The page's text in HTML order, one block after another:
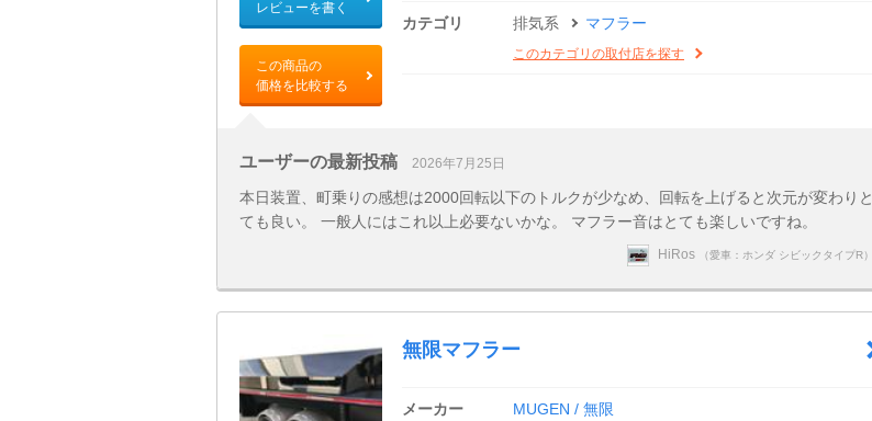
レビューを書く
この商品の
価格を比較する
カテゴリ 排気系 マフラー
このカテゴリの取付店を探す
ユーザーの最新投稿 2026年7月25日
本日装置、町乗りの感想は2000回転以下のトルクが少なめ、回転を上げると次元が変わりと
ても良い。 一般人にはこれ以上必要ないかな。 マフラー音はとても楽しいですね。
HiRos （愛車：ホンダ シビックタイプR）
無限マフラー
メーカー MUGEN / 無限